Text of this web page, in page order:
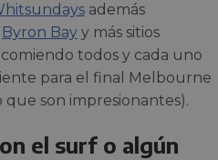
d ays además
Byron Bay y más sitios
todos y cada uno
para el final Melbourne
son impresionantes).
el surf o algún